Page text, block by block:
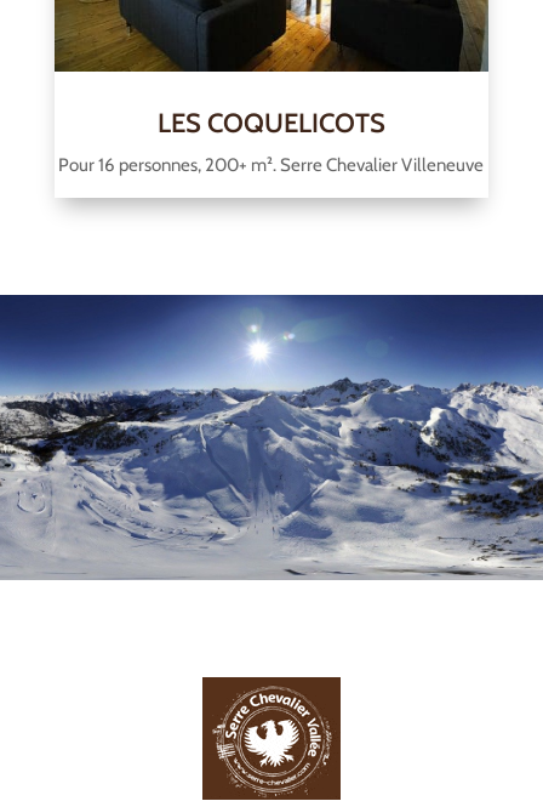
LES COQUELICOTS
Pour 16 personnes, 200+ m². Serre Chevalier Villeneuve